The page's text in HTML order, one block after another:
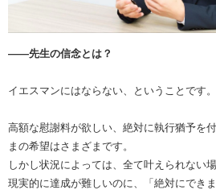
――先生の信念とは？
イエスマンにはならない、ということです。
高額な慰謝料が欲しい、絶対に執行猶予を
まの希望はさまざまです。
しかし状況によっては、全て叶えられない
現実的に達成が難しいのに、「絶対にでき